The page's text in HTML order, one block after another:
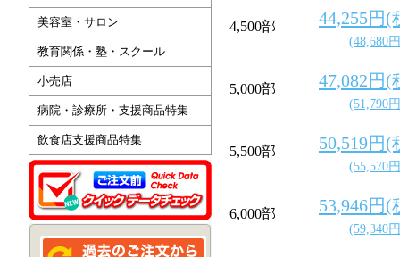
4,500部 44,255円(
(48,680
5,000部 47,082円(
(51,790
5,500部 50,519円(
(55,570
6,000部 53,946円(
(59,340
美容室・サロン
教育関係・塾・スクール
小売店
病院・診療所・支援商品特集
飲食店支援商品特集